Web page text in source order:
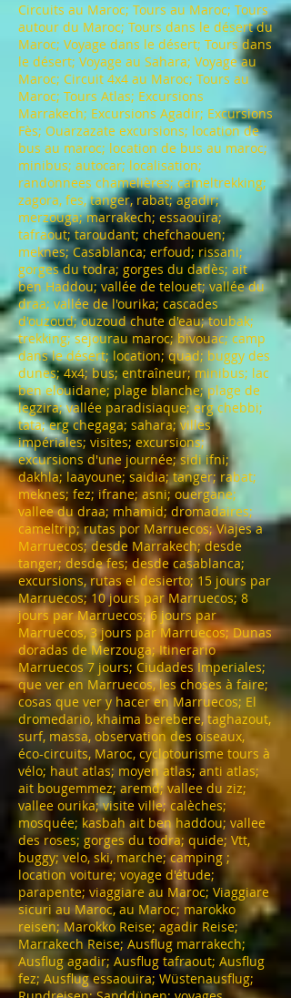
Circuits au Maroc; Tours au Maroc; Tours
autour du Maroc; Tours dans le désert du
Maroc; Voyage dans le désert; Tours dans
le désert; Voyage au Sahara; Voyage au
Maroc; Circuit 4x4 au Maroc; Tours au
Maroc; Tours Atlas; Excursions
Marrakech; Excursions Agadir; Excursions
Fès; Ouarzazate excursions; location de
bus au maroc; location de bus au maroc;
minibus; autocar; localisation;
randonnees chamelières; cameltrekking;
zagora, fes, tanger, rabat; agadir;
merzouga; marrakech; essaouira;
tafraout; taroudant; chefchaouen;
meknes; Casablanca; erfoud; rissani;
gorges du todra; gorges du dadès; ait
ben Haddou; vallée de telouet; vallée du
draa; vallée de l'ourika; cascades
d'ouzoud; ouzoud chute d'eau; toubak;
trekking; sejourau maroc; bivouac; camp
dans le désert; location; quad; buggy des
dunes; 4x4; bus; entraîneur; minibus; lac
ben elouidane; plage blanche; plage de
legzira; vallée paradisiaque; erg chebbi;
tata; erg chegaga; sahara; villes
impériales; visites; excursions;
excursions d'une journée; sidi ifni;
dakhla; laayoune; saidia; tanger; rabat;
meknes; fez; ifrane; asni; ouergane;
vallee du draa; mhamid; dromadaires;
cameltrip; rutas por Marruecos; Viajes a
Marruecos; desde Marrakech; desde
tanger; desde fes; desde casablanca;
excursions, rutas el desierto; 15 jours par
Marruecos; 10 jours par Marruecos; 8
jours par Marruecos; 6 jours par
Marruecos, 3 jours par Marruecos; Dunas
doradas de Merzouga; Itinerario
Marruecos 7 jours; Ciudades Imperiales;
que ver en Marruecos, les choses à faire;
cosas que ver y hacer en Marruecos; El
dromedario, khaima berebere, taghazout,
surf, massa, observation des oiseaux,
éco-circuits, Maroc, cyclotourisme tours à
vélo; haut atlas; moyen atlas; anti atlas;
ait bougemmez; aremd; vallee du ziz;
vallee ourika; visite ville; calèches;
mosquée; kasbah ait ben haddou; vallee
des roses; gorges du todra; quide; Vtt,
buggy; velo, ski, marche; camping ;
location voiture; voyage d'étude;
parapente; viaggiare au Maroc; Viaggiare
sicuri au Maroc, au Maroc; marokko
reisen; Marokko Reise; agadir Reise;
Marrakech Reise; Ausflug marrakech;
Ausflug agadir; Ausflug tafraout; Ausflug
fez; Ausflug essaouira; Wüstenausflug;